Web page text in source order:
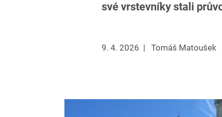
své vrstevníky stali
9. 4. 2026 | Tomáš Matoušek